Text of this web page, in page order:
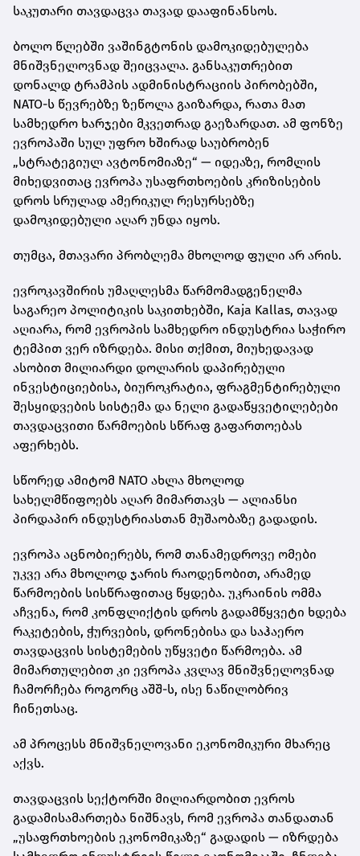
საკუთარი თავდაცვა თავად დააფინანსოს.
ბოლო წლებში ვაშინგტონის დამოკიდებულება
მნიშვნელოვნად შეიცვალა. განსაკუთრებით
დონალდ ტრამპის ადმინისტრაციის პირობებში,
NATO-ს წევრებზე ზეწოლა გაიზარდა, რათა მათ
სამხედრო ხარჯები მკვეთრად გაეზარდათ. ამ ფონზე
ევროპაში სულ უფრო ხშირად საუბრობენ
„სტრატეგიულ ავტონომიაზე“ — იდეაზე, რომლის
მიხედვითაც ევროპა უსაფრთხოების კრიზისების
დროს სრულად ამერიკულ რესურსებზე
დამოკიდებული აღარ უნდა იყოს.
თუმცა, მთავარი პრობლემა მხოლოდ ფული არ არის.
ევროკავშირის უმაღლესმა წარმომადგენელმა
საგარეო პოლიტიკის საკითხებში, Kaja Kallas, თავად
აღიარა, რომ ევროპის სამხედრო ინდუსტრია საჭირო
ტემპით ვერ იზრდება. მისი თქმით, მიუხედავად
ასობით მილიარდი დოლარის დაპირებული
ინვესტიციებისა, ბიუროკრატია, ფრაგმენტირებული
შესყიდვების სისტემა და ნელი გადაწყვეტილებები
თავდაცვითი წარმოების სწრაფ გაფართოებას
აფერხებს.
სწორედ ამიტომ NATO ახლა მხოლოდ
სახელმწიფოებს აღარ მიმართავს — ალიანსი
პირდაპირ ინდუსტრიასთან მუშაობაზე გადადის.
ევროპა აცნობიერებს, რომ თანამედროვე ომები
უკვე არა მხოლოდ ჯარის რაოდენობით, არამედ
წარმოების სისწრაფითაც წყდება. უკრაინის ომმა
აჩვენა, რომ კონფლიქტის დროს გადამწყვეტი ხდება
რაკეტების, ჭურვების, დრონებისა და საჰაერო
თავდაცვის სისტემების უწყვეტი წარმოება. ამ
მიმართულებით კი ევროპა კვლავ მნიშვნელოვნად
ჩამორჩება როგორც აშშ-ს, ისე ნაწილობრივ
ჩინეთსაც.
ამ პროცესს მნიშვნელოვანი ეკონომიკური მხარეც
აქვს.
თავდაცვის სექტორში მილიარდობით ევროს
გადამისამართება ნიშნავს, რომ ევროპა თანდათან
„უსაფრთხოების ეკონომიკაზე“ გადადის — იზრდება